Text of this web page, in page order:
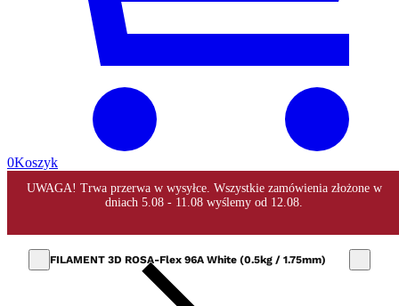
0Koszyk
FILAMENT 3D ROSA-Flex 96A White (0.5kg / 1.75mm)